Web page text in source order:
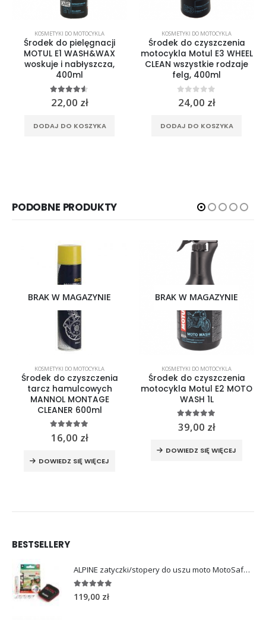
KOSMETYKI DO MOTOCYKLA
Środek do pielęgnacji
MOTUL E1 WASH&WAX
woskuje i nabłyszcza,
400ml
4.50out of 5
22,00 zł
DODAJ DO KOSZYKA
KOSMETYKI DO MOTOCYKLA
Środek do czyszczenia
motocykla Motul E3 WHEEL
CLEAN wszystkie rodzaje
felg, 400ml
0out of 5
24,00 zł
DODAJ DO KOSZYKA
PODOBNE PRODUKTY
BRAK W MAGAZYNIE
KOSMETYKI DO MOTOCYKLA
Środek do czyszczenia
tarcz hamulcowych
MANNOL MONTAGE
CLEANER 600ml
5.00out of 5
16,00 zł
DOWIEDZ SIĘ WIĘCEJ
BRAK W MAGAZYNIE
KOSMETYKI DO MOTOCYKLA
Środek do czyszczenia
motocykla Motul E2 MOTO
WASH 1L
5.00out of 5
39,00 zł
DOWIEDZ SIĘ WIĘCEJ
BESTSELLERY
ALPINE zatyczki/stopery do uszu moto MotoSafe Pro
4.96out of 5
119,00 zł